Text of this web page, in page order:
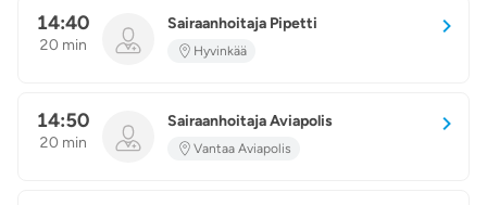
14:40
20 min
Sairaanhoitaja Pipetti
Hyvinkää
14:50
20 min
Sairaanhoitaja Aviapolis
Vantaa Aviapolis